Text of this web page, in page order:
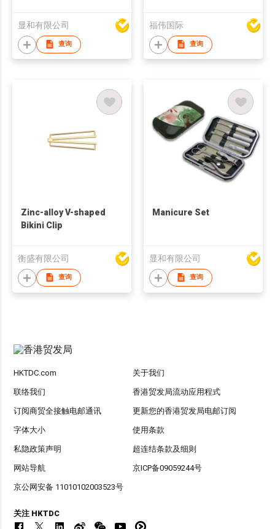
显和有限公司
查询
福伟国际
查询
Zinc-alloy V-shaped
Bikini Clip
衡盛有限公司
查询
Manicure Set
显和有限公司
查询
HKTDC.com 关于我们
联络我们 香港贸发局流动应用程式
订阅商贸全接触电邮通讯 更新您的香港贸发局电邮订阅
字体大小 使用条款
私隐政策声明 超连结条款及细则
网站导航 京ICP备09059244号
京公网安备 11010102003523号
关注 HKTDC